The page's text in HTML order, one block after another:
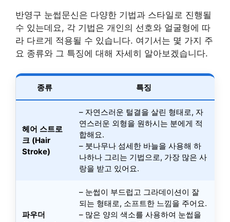
반영구 눈썹문신은 다양한 기법과 스타일로 진행될
수 있는데요, 각 기법은 개인의 선호와 얼굴형에 따
라 다르게 적용될 수 있습니다. 여기서는 몇 가지 주
요 종류와 그 특징에 대해 자세히 알아보겠습니다.
종류 특징
헤어 스트로
크 (Hair
Stroke)
– 자연스러운 털결을 살린 형태로, 자
연스러운 외형을 원하시는 분에게 적
합해요.
– 붓나무나 섬세한 바늘을 사용해 하
나하나 그리는 기법으로, 가장 많은 사
랑을 받고 있어요.
파우더
– 눈썹이 부드럽고 그라데이션이 잘
되는 형태로, 소프트한 느낌을 주어요.
– 많은 양의 색소를 사용하여 눈썹을